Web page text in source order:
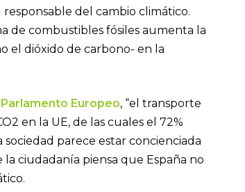
del cambio climático.
de combustibles fósiles aumenta la
el dióxido de carbono- en la
Parlamento Europeo, “el transporte
en la UE, de las cuales el 72%
parece estar concienciada
la ciudadanía piensa que España no